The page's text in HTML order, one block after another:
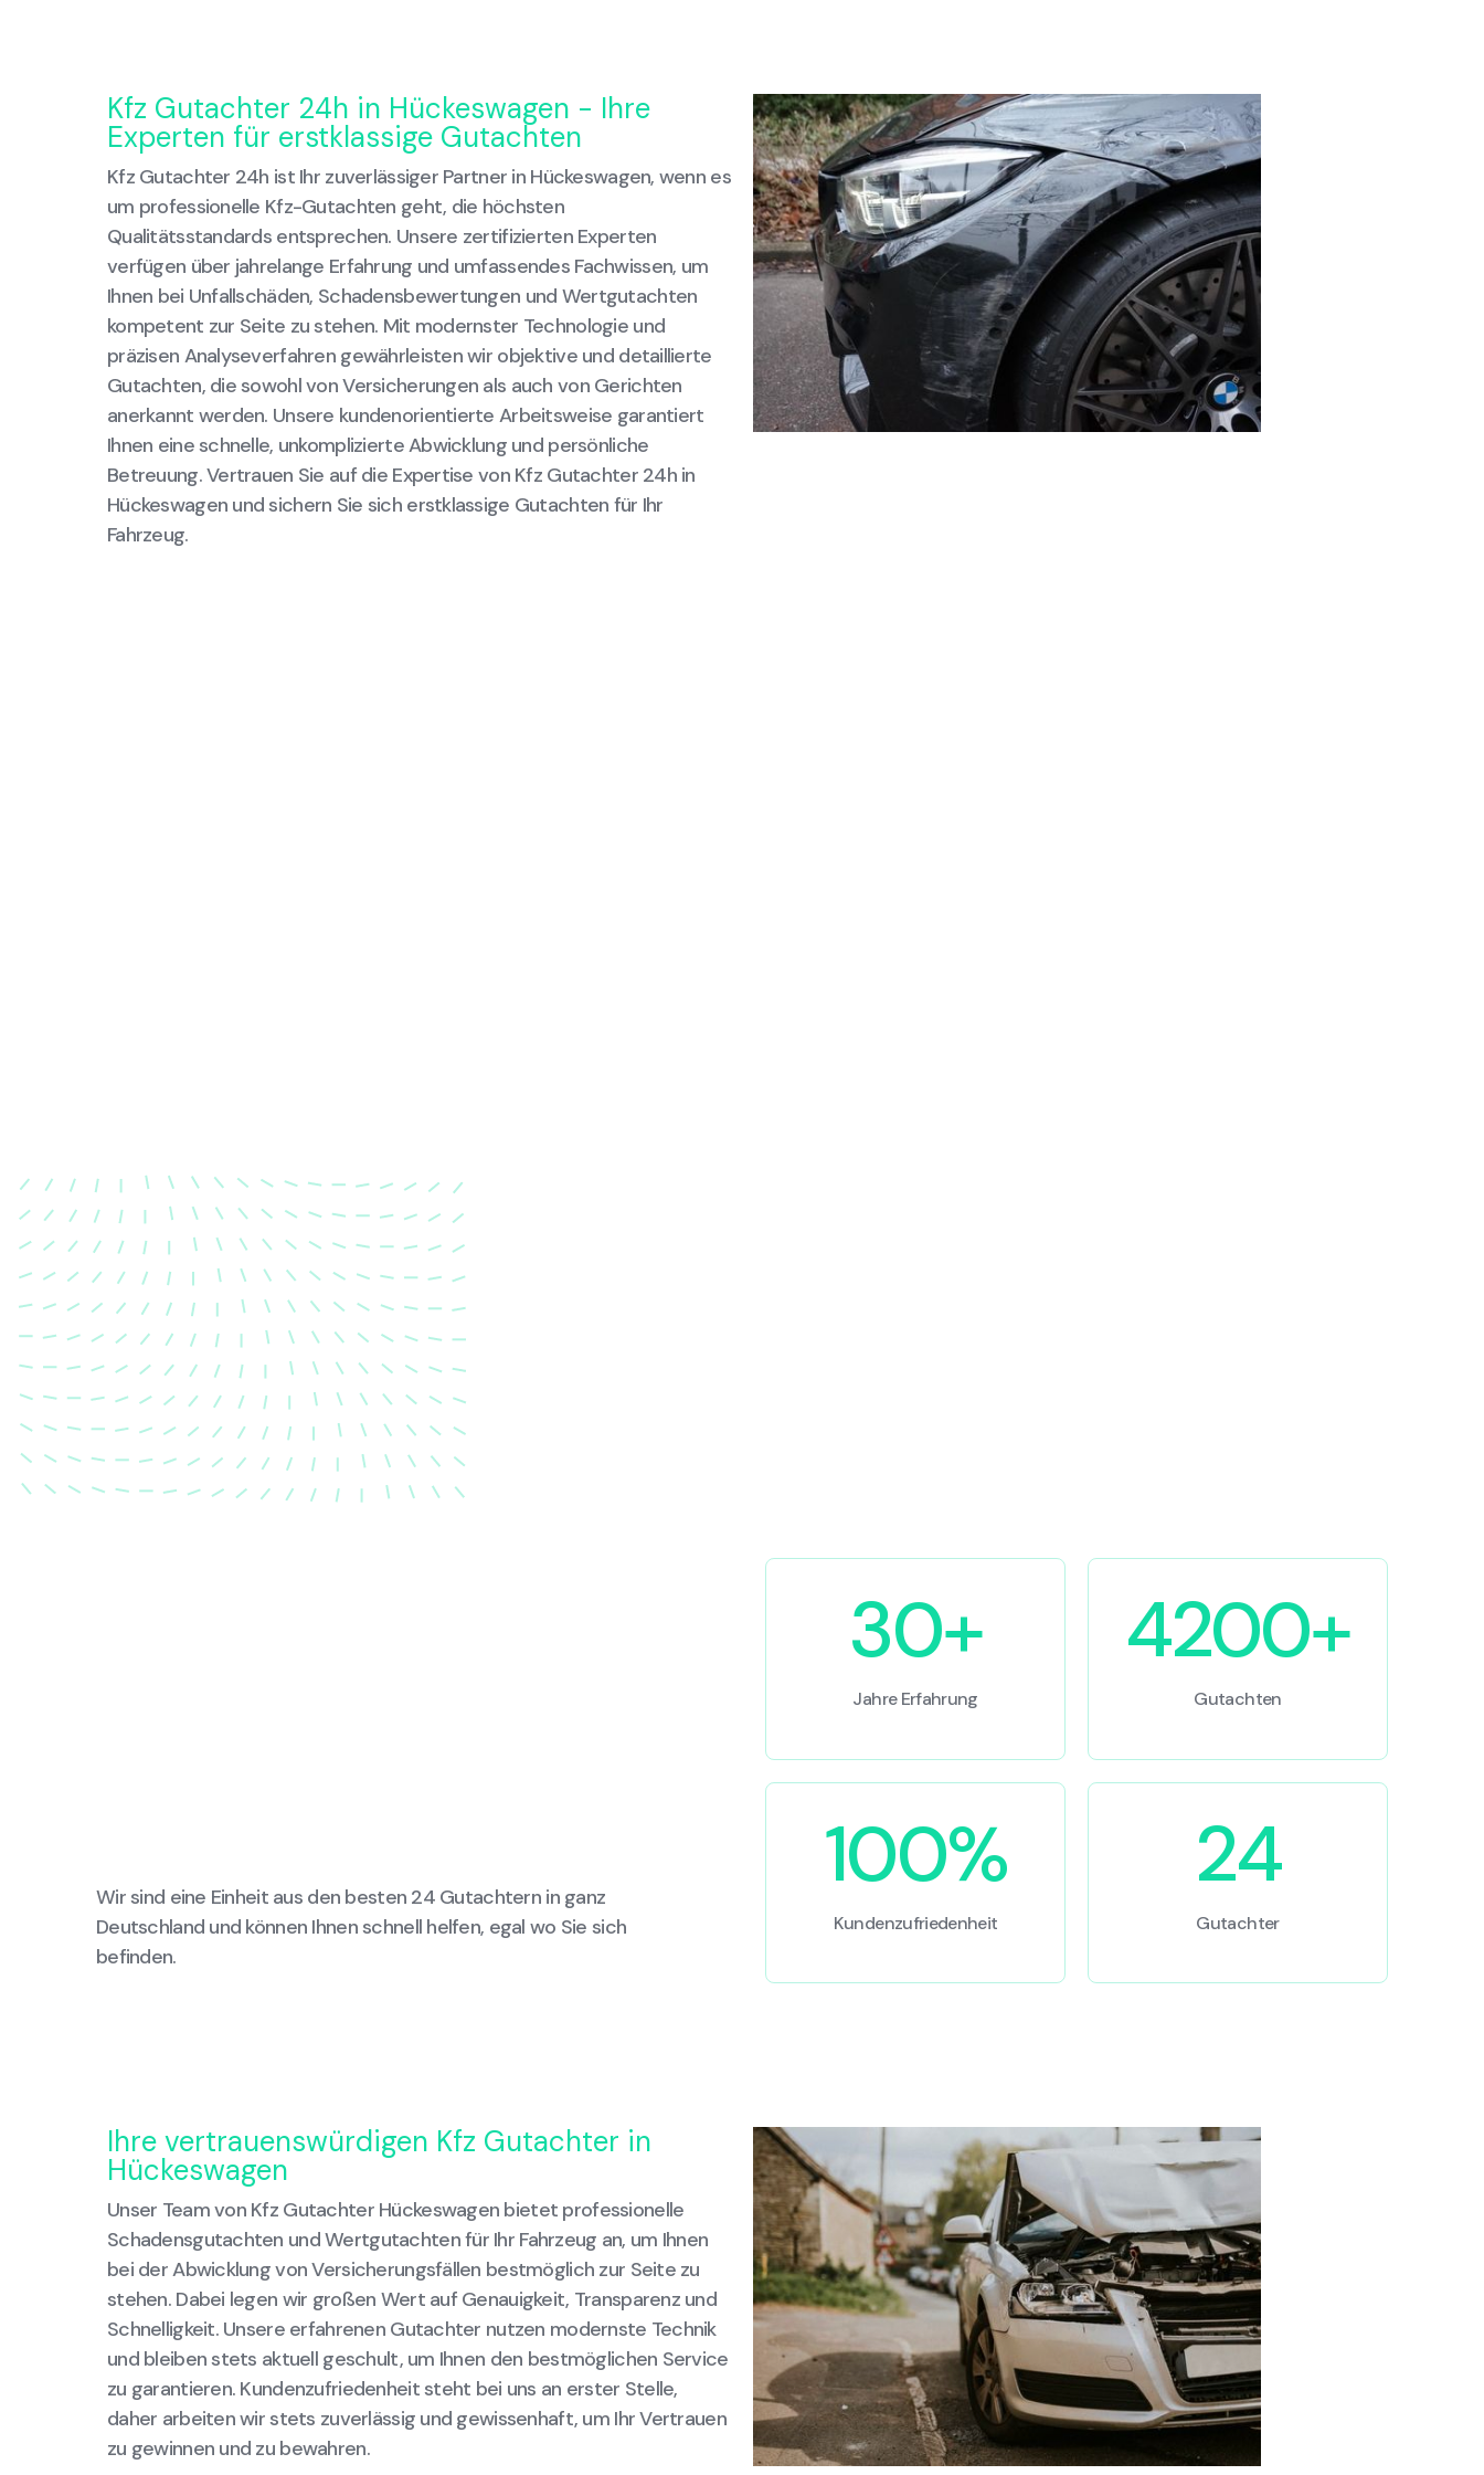
Kfz Gutachter 24h in Hückeswagen - Ihre
Experten für erstklassige Gutachten
Kfz Gutachter 24h ist Ihr zuverlässiger Partner in Hückeswagen, wenn es
um professionelle Kfz-Gutachten geht, die höchsten
Qualitätsstandards entsprechen. Unsere zertifizierten Experten
verfügen über jahrelange Erfahrung und umfassendes Fachwissen, um
Ihnen bei Unfallschäden, Schadensbewertungen und Wertgutachten
kompetent zur Seite zu stehen. Mit modernster Technologie und
präzisen Analyseverfahren gewährleisten wir objektive und detaillierte
Gutachten, die sowohl von Versicherungen als auch von Gerichten
anerkannt werden. Unsere kundenorientierte Arbeitsweise garantiert
Ihnen eine schnelle, unkomplizierte Abwicklung und persönliche
Betreuung. Vertrauen Sie auf die Expertise von Kfz Gutachter 24h in
Hückeswagen und sichern Sie sich erstklassige Gutachten für Ihr
Fahrzeug.
Karosserievermessung
Unsere exakte Karosserievermessung stellt
einem Unfall wieder in ihren ursprünglichen
Zustand gebracht wird.
Wir sind eine Einheit aus den besten 24 Gutachtern in ganz
Deutschland und können Ihnen schnell helfen, egal wo Sie sich
befinden.
30+
Jahre Erfahrung
4200+
Gutachten
100%
Kundenzufriedenheit
24
Gutachter
Ihre vertrauenswürdigen Kfz Gutachter in
Hückeswagen
Unser Team von Kfz Gutachter Hückeswagen bietet professionelle
Schadensgutachten und Wertgutachten für Ihr Fahrzeug an, um Ihnen
bei der Abwicklung von Versicherungsfällen bestmöglich zur Seite zu
stehen. Dabei legen wir großen Wert auf Genauigkeit, Transparenz und
Schnelligkeit. Unsere erfahrenen Gutachter nutzen modernste Technik
und bleiben stets aktuell geschult, um Ihnen den bestmöglichen Service
zu garantieren. Kundenzufriedenheit steht bei uns an erster Stelle,
daher arbeiten wir stets zuverlässig und gewissenhaft, um Ihr Vertrauen
zu gewinnen und zu bewahren.